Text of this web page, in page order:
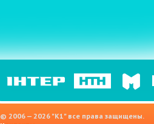
© 2006 — 2026 "K1" все права защищены.